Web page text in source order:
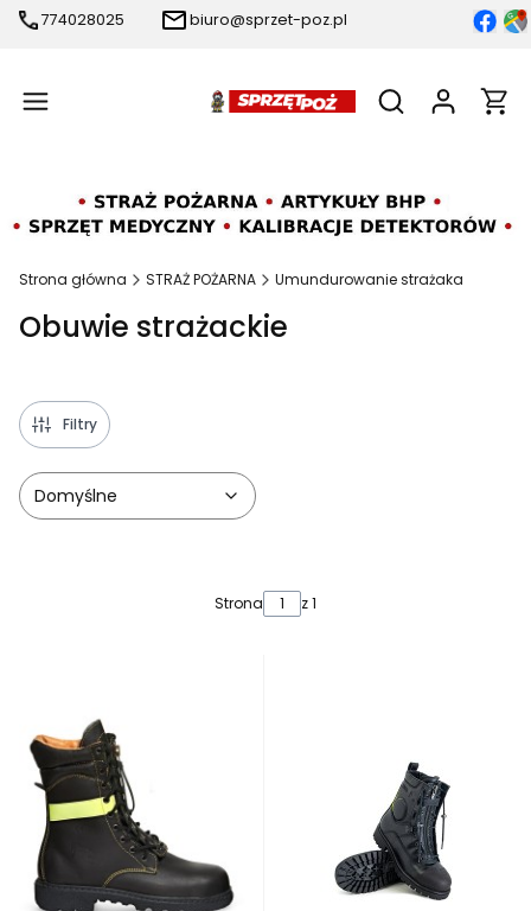
774028025 biuro@sprzet-poz.pl
Otwórz
Strona główna STRAŻ POŻARNA Umundurowanie strażaka
Obuwie strażackie
Filtry
Domyślne
Strona z 1